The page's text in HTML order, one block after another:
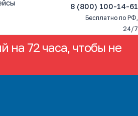
8 (800) 100-14-61
Бесплатно по РФ,
24/7
на 72 часа, чтобы не